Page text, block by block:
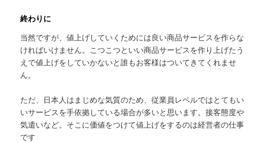
終わりに
当然ですが、値上げしていくためには良い商品サービスを作らな
ければいけません。こつこつといい商品サービスを作り上げたう
えで値上げをしていかないと誰もお客様はついてきてくれませ
ん。
ただ、日本人はまじめな気質のため、従業員レベルではとてもい
いサービスを手依拠している場合が多いと思います。接客態度や
気遣いなど。そこに価値をつけて値上げをするのは経営者の仕事
です